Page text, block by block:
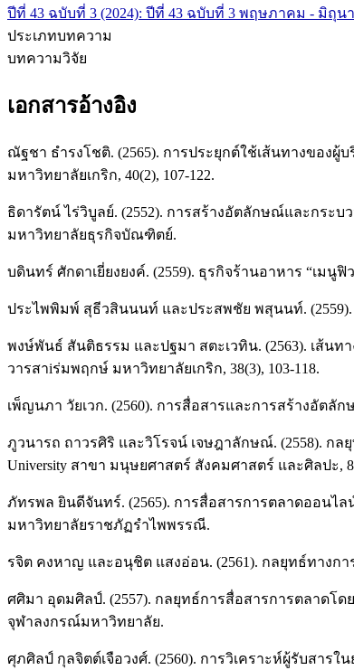
ปีที่ 43 ฉบับที่ 3 (2024): ปีที่ 43 ฉบับที่ 3 พฤษภาคม - มิถุน
ประเภทบทความ
บทความวิจัย
เอกสารอ้างอิง
ณัฐชา ธำรงโชติ. (2565). การประยุกต์ใช้เส้นทางของ
มหาวิทยาลัยเกริก, 40(2), 107-122.
ธิดารัตน์ ไร่วิบูลย์. (2552). การสร้างอัตลักษณ์และกระ
มหาวิทยาลัยธุรกิจบัณฑิตย์.
บดินทร์ ศักดาเยี่ยงยงค์. (2559). ธุรกิจร้านอาหาร “เมนู
ประไพพิมพ์ สุธีวสินนนท์ และประสพชัย พสุนนท์.
พงษ์พันธ์ สันติธรรม และปฐมา สตะเวทิน. (2563). เส้นทา
วารสาiร่มพฤกษ์ มหาวิทยาลัยเกริก, 38(3), 103-118.
เพ็ญนภา วัยเวก. (2560). การสื่อสารและการสร้างอัต
ภูวนารถ ถาวรศิริ และวิโรจน์ เจษฎาลักษณ์. (2558). กล
University สาขา มนุษยศาสตร์ สังคมศาสตร์ และศิลปะ,
ภัทรพล ยินดีจันทร์. (2565). การสื่อสารการตลาดออน
มหาวิทยาลัยราชภัฏรำไพพรรณี.
รจิต คงหาญ และอนุชิต แสงอ่อน. (2561). กลยุทธ์ทางก
ศศิมา อุดมศิลป์. (2557). กลยุทธ์การสื่อสารการตลาด
จุฬาลงกรณ์มหาวิทยาลัย.
ศุภศิลป์ กุลจิตต์เจือวงศ์. (2560). การวิเคราะห์ผู้รับสาร